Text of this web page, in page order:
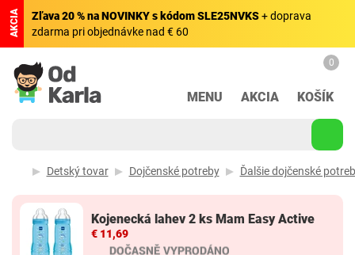
AKCIA Zľava 20 % na NOVINKY s kódom SLE25NVKS+ doprava
zdarma pri objednávke nad € 60
MENU AKCIA
0
KOŠÍK
Detský tovar Dojčenské potreby Ďalšie dojčenské
Kojenecká lahev 2 ks Mam Easy Active
€ 11,69